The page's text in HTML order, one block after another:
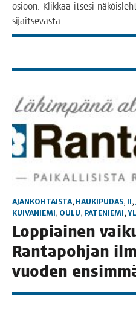
osioon. Klik­kaa itse­si
sijaitsevasta…
AJANKOHTAISTA, HAUKIPUDAS, II,
KUIVANIEMI, OULU, PATENIEMI,
Lop­piai­nen
Ran­ta­poh­jan
vuo­den